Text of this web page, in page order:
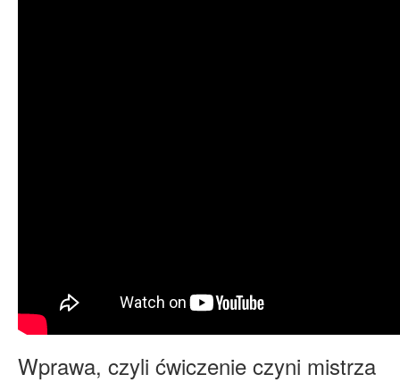
Wprawa, czyli ćwiczenie czyni mistrza